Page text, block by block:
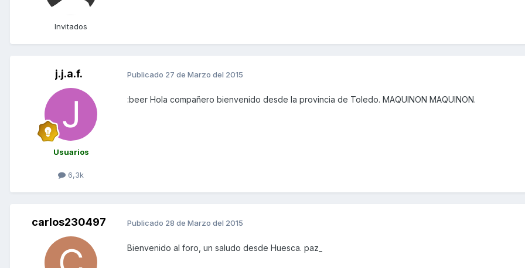
Invitados
j.j.a.f.
Usuarios
6,3k
Publicado 27 de Marzo del 2015
:beer Hola compañero bienvenido desde la provincia de Toledo. MAQUINON MAQUINON.
carlos230497 Publicado 28 de Marzo del 2015
Bienvenido al foro, un saludo desde Huesca. paz_